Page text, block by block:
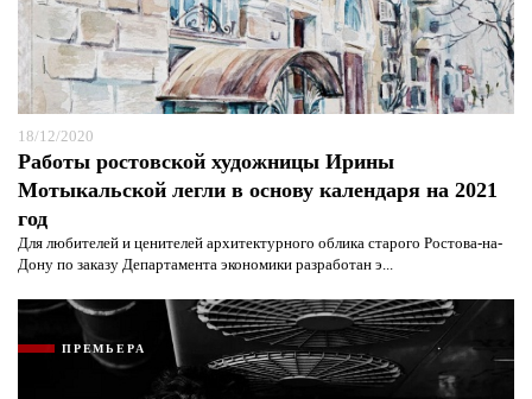
18/12/2020
Работы ростовской художницы Ирины
Мотыкальской легли в основу календаря на 2021
год
Для любителей и ценителей архитектурного облика старого Ростова-на-
Дону по заказу Департамента экономики разработан э...
ПРЕМЬЕРА